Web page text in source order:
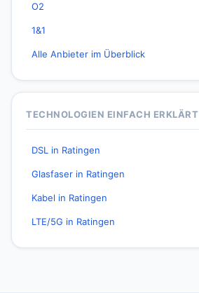
O2
1&1
Alle Anbieter im Überblick
TECHNOLOGIEN EINFACH ERKLÄRT
DSL in Ratingen
Glasfaser in Ratingen
Kabel in Ratingen
LTE/5G in Ratingen